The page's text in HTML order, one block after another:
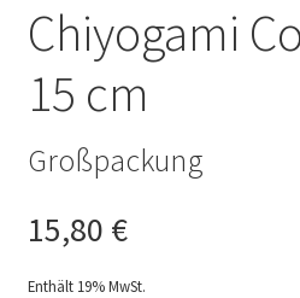
Chiyogami
15 cm
Großpackung
15,80 €
Enthält 19% MwSt.